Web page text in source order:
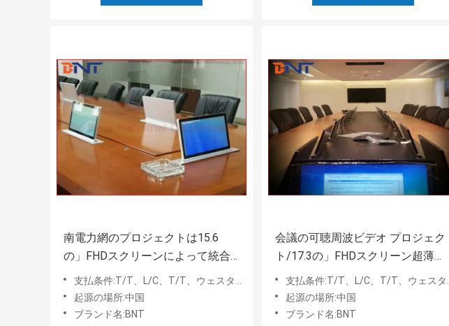
南電力網のプロジェクトは15.6
の」FHDスクリーンによって統合
されるLCDのモニターの上昇の上
で、ぽんと鳴る
支払条件:T/T、L/C、T/T、ウェスタン・ユニオン、MoneyGram、Paypal
起源の場所:中国
ブランド名:BNT
会議の可聴周波ビデオ プロジェク
ト/17.3の」FHDスクリーン超薄い
LCDは上昇にモーターを備えた
支払条件:T/T、L/C、T/T、ウェスタン・ユニオン、MoneyGram、Paypal
起源の場所:中国
ブランド名:BNT